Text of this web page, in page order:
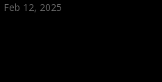
Feb 12, 2025